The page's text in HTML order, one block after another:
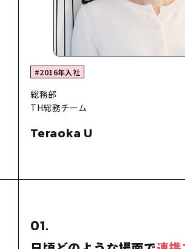
#2016年入社
総務部
TH総務チーム
Teraoka U
01.